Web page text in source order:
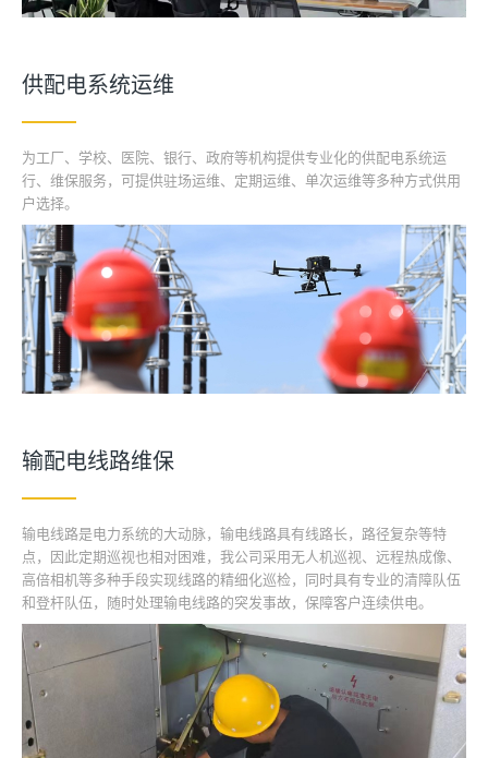
供配电系统运维
为工厂、学校、医院、银行、政府等机构提供专业化的供配电系统运
行、维保服务，可提供驻场运维、定期运维、单次运维等多种方式供用
户选择。
输配电线路维保
输电线路是电力系统的大动脉，输电线路具有线路长，路径复杂等特
点，因此定期巡视也相对困难，我公司采用无人机巡视、远程热成像、
高倍相机等多种手段实现线路的精细化巡检，同时具有专业的清障队伍
和登杆队伍，随时处理输电线路的突发事故，保障客户连续供电。